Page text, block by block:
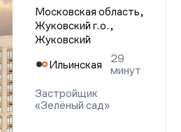
Московская область,
Жуковский г.о.,
Жуковский
Ильинская
29
минут
Застройщик
«Зелёный сад»